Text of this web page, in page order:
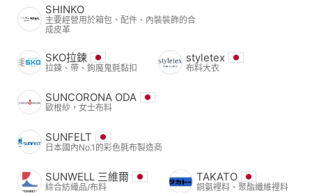
SHINKO
主要經營用於箱包、配件、內裝裝飾的合
成皮革
SKO拉鍊
拉鍊、帶、鉤魔鬼氈黏扣
styletex
布料大衣
SUNCORONA ODA
歐根紗，女士布料
SUNFELT
日本國內No.1的彩色氈布製造商
SUNWELL 三維爾
綜合紡織品/布料
TAKATO
銅氨裡料、聚酯纖維裡料